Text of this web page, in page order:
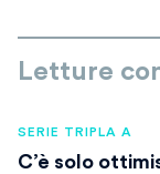
Letture
SERIE TRIPLA A
C’è solo